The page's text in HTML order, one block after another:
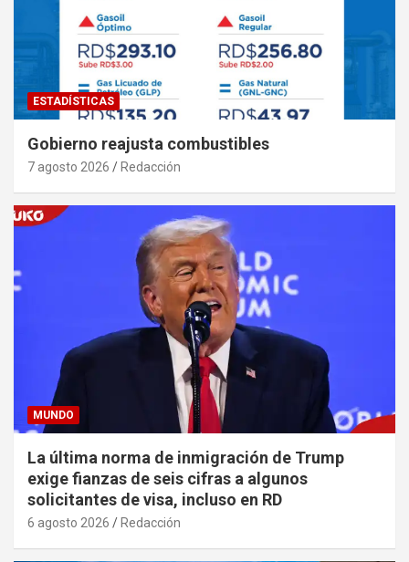
ESTADÍSTICAS
Gobierno reajusta combustibles
7 agosto 2026 Redacción
MUNDO
La última norma de inmigración de Trump
exige fianzas de seis cifras a algunos
solicitantes de visa, incluso en RD
6 agosto 2026 Redacción